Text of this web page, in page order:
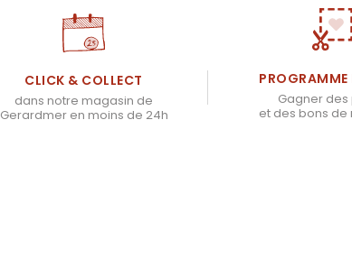
CLICK & COLLECT
dans notre magasin de
Gerardmer en moins de 24h
PROGRAMME
Gagner des
et des bons de